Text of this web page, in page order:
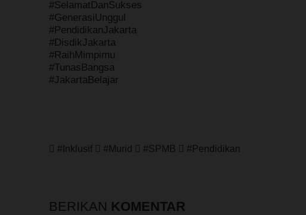
#SelamatDanSukses
#GenerasiUnggul
#PendidikanJakarta
#DisdikJakarta
#RaihMimpimu
#TunasBangsa
#JakartaBelajar
#Inklusif #Murid #SPMB
#Pendidikan
BERIKAN KOMENTAR